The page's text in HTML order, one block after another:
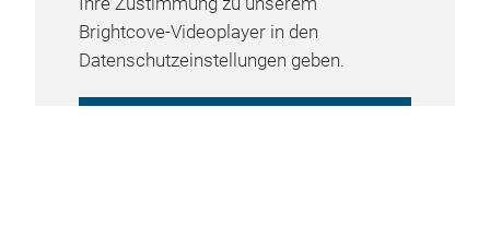
Brightcove-Videoplayer in den
Datenschutzeinstellungen geben.